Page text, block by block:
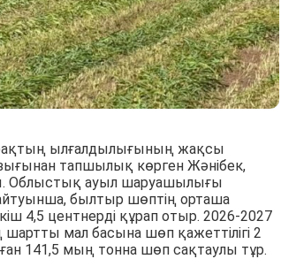
ылғалдылығының жақсы
тапшылық көрген Жәнібек,
Облыстық ауыл шаруашылығы
былтыр шөптің орташа
4,5 центнерді құрап отыр. 2026-2027
мал басына шөп қажеттілігі 2
141,5 мың тонна шөп сақтаулы тұр.